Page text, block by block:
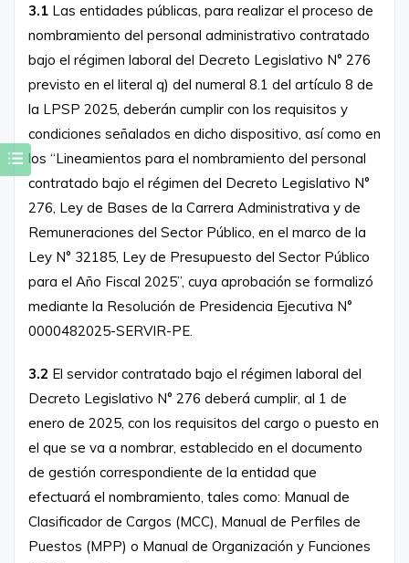
3.1 Las entidades públicas, para realizar el proceso de
nombramiento del personal administrativo contratado
bajo el régimen laboral del Decreto Legislativo N° 276
previsto en el literal q) del numeral 8.1 del artículo 8 de
la LPSP 2025, deberán cumplir con los requisitos y
condiciones señalados en dicho dispositivo, así como en
los “Lineamientos para el nombramiento del personal
contratado bajo el régimen del Decreto Legislativo N°
276, Ley de Bases de la Carrera Administrativa y de
Remuneraciones del Sector Público, en el marco de la
Ley N° 32185, Ley de Presupuesto del Sector Público
para el Año Fiscal 2025”, cuya aprobación se formalizó
mediante la Resolución de Presidencia Ejecutiva N°
0000482025-SERVIR-PE.
3.2 El servidor contratado bajo el régimen laboral del
Decreto Legislativo N° 276 deberá cumplir, al 1 de
enero de 2025, con los requisitos del cargo o puesto en
el que se va a nombrar, establecido en el documento
de gestión correspondiente de la entidad que
efectuará el nombramiento, tales como: Manual de
Clasificador de Cargos (MCC), Manual de Perfiles de
Puestos (MPP) o Manual de Organización y Funciones